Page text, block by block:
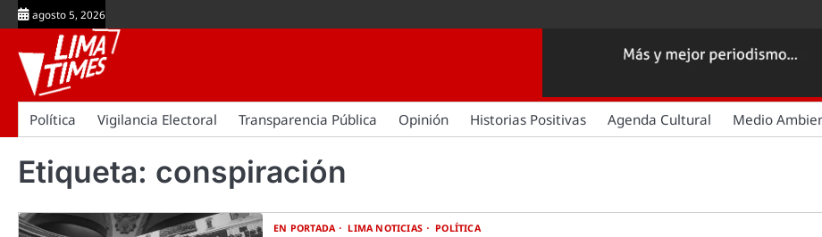
Skip
to
content
agosto 5, 2026
Política Vigilancia Electoral Transparencia Pública Opinión Historias Positivas Agenda Cultural Medio
Etiqueta: conspiración
EN PORTADA LIMA NOTICIAS POLÍTICA